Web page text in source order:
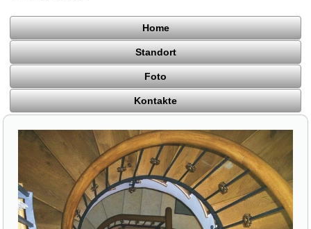
Home
Standort
Foto
Kontakte